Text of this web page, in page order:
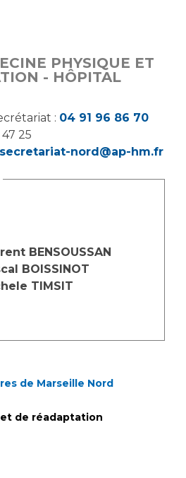
PHYSIQUE ET
- HÔPITAL
: 04 91 96 86 70
47 25
nord@ap-hm.fr
BENSOUSSAN
BOISSINOT
TIMSIT
de Marseille Nord
de réadaptation